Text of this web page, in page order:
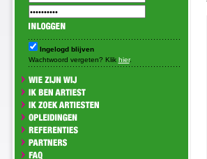
Ingelogd blijven
Wachtwoord vergeten? Klik hier.